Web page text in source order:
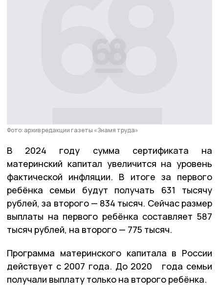
Фото: архив редакции газеты «Знамя труда»
В 2024 году сумма сертификата на
материнский капитал увеличится на уровень
фактической инфляции. В итоге за первого
ребёнка семьи будут получать 631 тысячу
рублей, за второго — 834 тысяч. Сейчас размер
выплаты на первого ребёнка составляет 587
тысяч рублей, на второго — 775 тысяч.
Программа материнского капитала в России
действует с 2007 года. До 2020 года семьи
получали выплату только на второго ребёнка.